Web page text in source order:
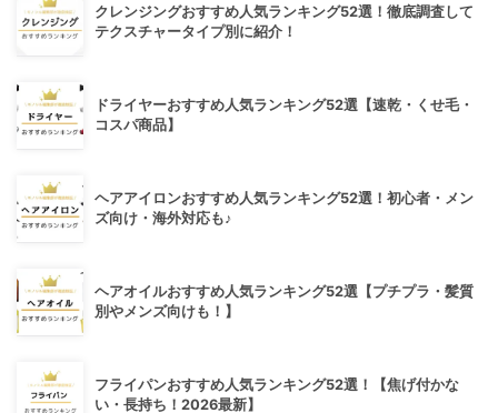
クレンジングおすすめ人気ランキング52選！徹底調査して
テクスチャータイプ別に紹介！
ドライヤーおすすめ人気ランキング52選【速乾・くせ毛・
コスパ商品】
ヘアアイロンおすすめ人気ランキング52選！初心者・メン
ズ向け・海外対応も♪
ヘアオイルおすすめ人気ランキング52選【プチプラ・髪質
別やメンズ向けも！】
フライパンおすすめ人気ランキング52選！【焦げ付かな
い・長持ち！2026最新】